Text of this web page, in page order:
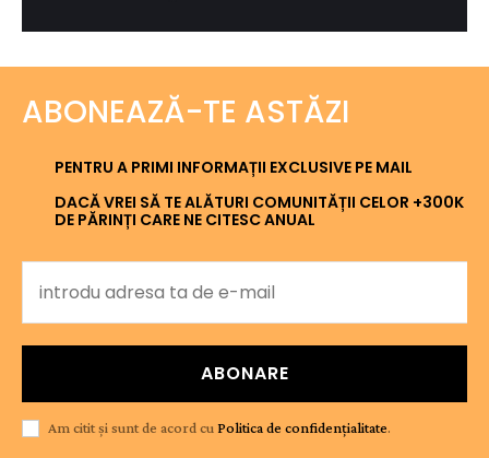
ABONEAZĂ-TE ASTĂZI
PENTRU A PRIMI INFORMAȚII EXCLUSIVE PE MAIL
DACĂ VREI SĂ TE ALĂTURI COMUNITĂȚII CELOR +300K
DE PĂRINȚI CARE NE CITESC ANUAL
ABONARE
Am citit și sunt de acord cu Politica de confidențialitate.